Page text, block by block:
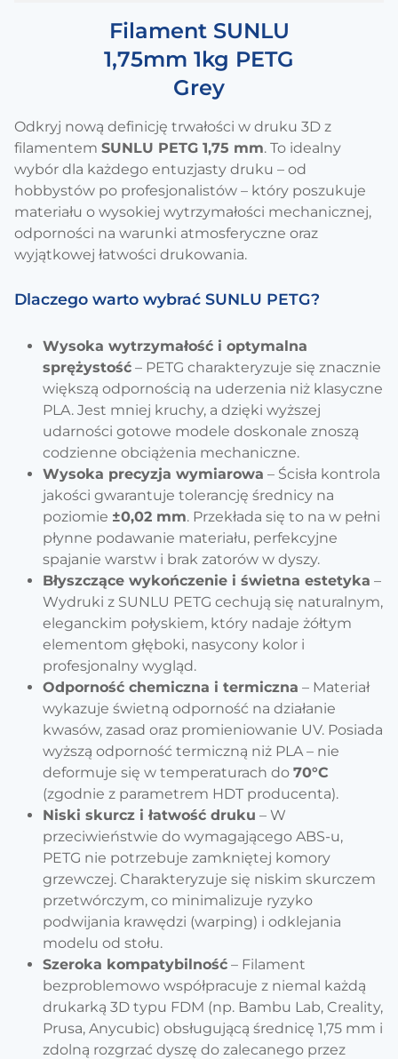
Filament SUNLU
1,75mm 1kg PETG
Grey
Odkryj nową definicję trwałości w druku 3D z
filamentem SUNLU PETG 1,75 mm. To idealny
wybór dla każdego entuzjasty druku – od
hobbystów po profesjonalistów – który poszukuje
materiału o wysokiej wytrzymałości mechanicznej,
odporności na warunki atmosferyczne oraz
wyjątkowej łatwości drukowania.
Dlaczego warto wybrać SUNLU PETG?
Wysoka wytrzymałość i optymalna
sprężystość – PETG charakteryzuje się znacznie
większą odpornością na uderzenia niż klasyczne
PLA. Jest mniej kruchy, a dzięki wyższej
udarności gotowe modele doskonale znoszą
codzienne obciążenia mechaniczne.
Wysoka precyzja wymiarowa – Ścisła kontrola
jakości gwarantuje tolerancję średnicy na
poziomie ±0,02 mm. Przekłada się to na w pełni
płynne podawanie materiału, perfekcyjne
spajanie warstw i brak zatorów w dyszy.
Błyszczące wykończenie i świetna estetyka –
Wydruki z SUNLU PETG cechują się naturalnym,
eleganckim połyskiem, który nadaje żółtym
elementom głęboki, nasycony kolor i
profesjonalny wygląd.
Odporność chemiczna i termiczna – Materiał
wykazuje świetną odporność na działanie
kwasów, zasad oraz promieniowanie UV. Posiada
wyższą odporność termiczną niż PLA – nie
deformuje się w temperaturach do 70°C
(zgodnie z parametrem HDT producenta).
Niski skurcz i łatwość druku – W
przeciwieństwie do wymagającego ABS-u,
PETG nie potrzebuje zamkniętej komory
grzewczej. Charakteryzuje się niskim skurczem
przetwórczym, co minimalizuje ryzyko
podwijania krawędzi (warping) i odklejania
modelu od stołu.
Szeroka kompatybilność – Filament
bezproblemowo współpracuje z niemal każdą
drukarką 3D typu FDM (np. Bambu Lab, Creality,
Prusa, Anycubic) obsługującą średnicę 1,75 mm i
zdolną rozgrzać dyszę do zalecanego przez